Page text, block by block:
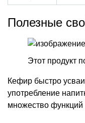
Полезные
Этот продукт
Кефир быстро
употребление
множество функций